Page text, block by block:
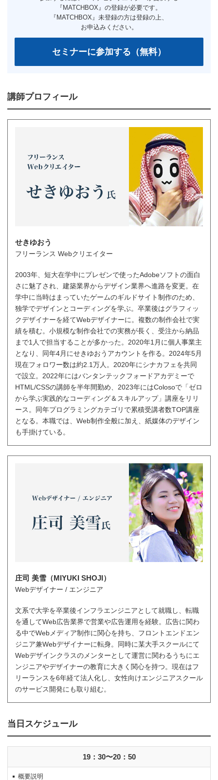
講師プロフィール
せきゆおう
フリーランス Webクリエイター
2003年、短大在学中にプレゼンで使ったAdobeソフトの面白
さに魅了され、建築業界からデザイン業界へ進路を変更。在
学中に当時はまっていたゲームのギルドサイト制作のため、
独学でデザインとコーディングを学ぶ。卒業後はグラフィッ
クデザイナーを経てWebデザイナーに。複数の制作会社で実
績を積む。小規模な制作会社での実務が長く、受注から納品
まで1人で担当することが多かった。2020年1月に個人事業主
となり、同年4月にせきゆおうアカウントを作る。2024年5月
現在フォロワー数は約2.1万人。2020年にシナカフェを共同
で設立。2022年にはバンタンテックフォードアカデミーで
HTML/CSSの講師を半年間勤め、2023年にはColosoで「ゼロ
から学ぶ実践的なコーディング＆スキルアップ」講座をリリ
ース。同年プログラミングカテゴリで累積受講者数TOP講座
となる。本職では、Web制作全般に加え、紙媒体のデザイン
も手掛けている。
庄司 美雪（MIYUKI SHOJI）
Webデザイナー / エンジニア
文系で大学を卒業後インフラエンジニアとして就職し、転職
を通してWeb広告業界で営業や広告運用を経験。広告に関わ
る中でWebメディア制作に関心を持ち、フロントエンドエン
ジニア兼Webデザイナーに転身。同時に某大手スクールにて
Webデザインクラスのメンターとして運営に関わるうちにエ
ンジニアやデザイナーの教育に大きく関心を持つ。現在はフ
リーランスを6年経て法人化し、女性向けエンジニアスクール
のサービス開発にも取り組む。
当日スケジュール
19：30〜20：50
概要説明